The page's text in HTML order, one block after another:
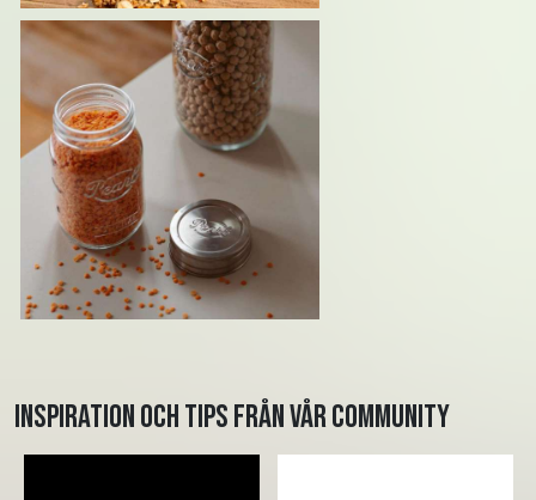
Inspiration och tips från vår community